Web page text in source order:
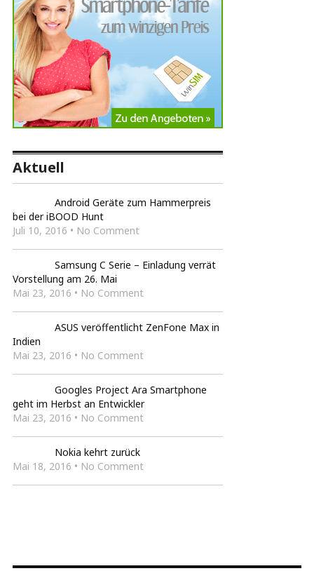
Aktuell
Android Geräte zum Hammerpreis
bei der iBOOD Hunt
Juli 10, 2016 • No Comment
Samsung C Serie – Einladung verrät
Vorstellung am 26. Mai
Mai 23, 2016 • No Comment
ASUS veröffentlicht ZenFone Max in
Indien
Mai 23, 2016 • No Comment
Googles Project Ara Smartphone
geht im Herbst an Entwickler
Mai 23, 2016 • No Comment
Nokia kehrt zurück
Mai 18, 2016 • No Comment